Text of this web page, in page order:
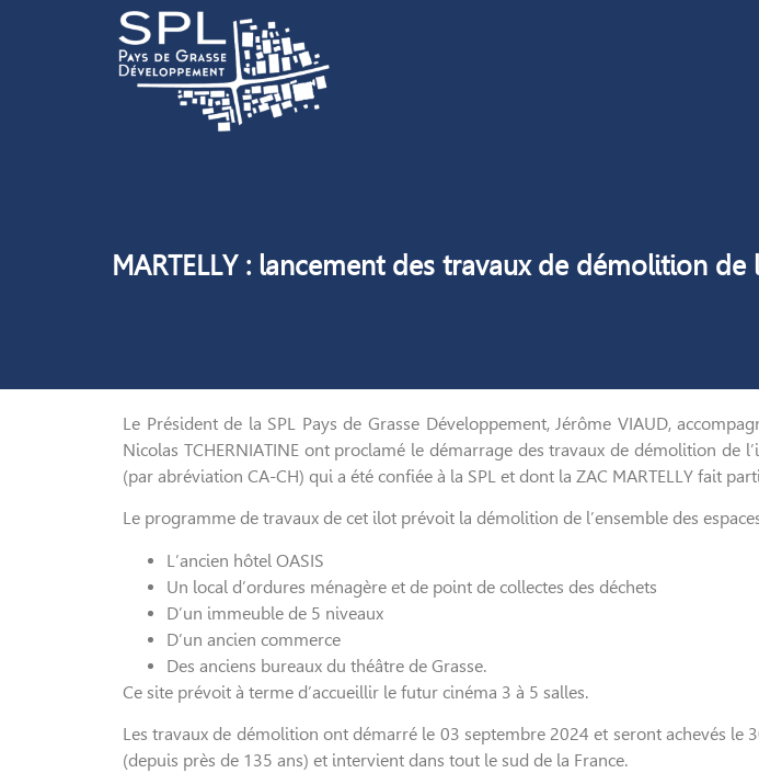
MARTELLY : lancement des travaux de démolition de
Le Président de la SPL Pays de Grasse Développement, Jérôme VIAUD,
Nicolas TCHERNIATINE ont proclamé le démarrage des travaux de démolition de
(par abréviation CA-CH) qui a été confiée à la SPL et dont la ZAC MARTELLY fait
Le programme de travaux de cet ilot prévoit la démolition de l’ensemble des
L’ancien hôtel OASIS
Un local d’ordures ménagère et de point de collectes des déchets
D’un immeuble de 5 niveaux
D’un ancien commerce
Des anciens bureaux du théâtre de Grasse.
Ce site prévoit à terme d’accueillir le futur cinéma 3 à 5 salles.
Les travaux de démolition ont démarré le 03 septembre 2024 et seront achevés le
(depuis près de 135 ans) et intervient dans tout le sud de la France.